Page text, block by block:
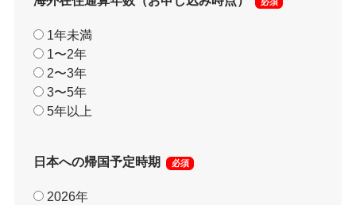
1年未満
1〜2年
2〜3年
3〜5年
5年以上
日本への帰国予定時期 必須
2026年